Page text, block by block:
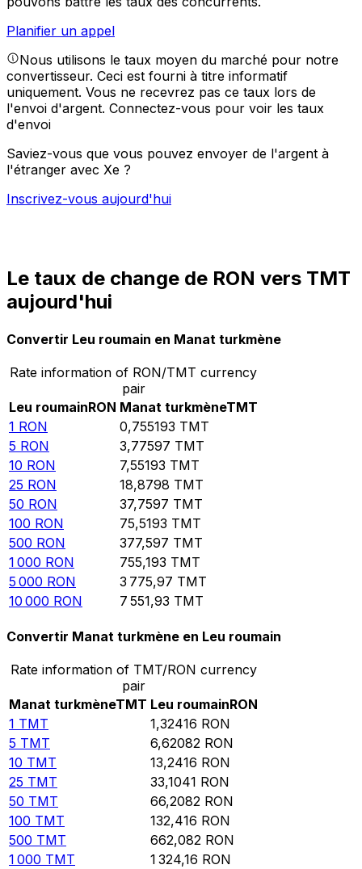
Planifier un appel
Nous utilisons le taux moyen du marché pour notre
convertisseur. Ceci est fourni à titre informatif
uniquement. Vous ne recevrez pas ce taux lors de
l'envoi d'argent. Connectez-vous pour voir les taux
d'envoi
Saviez-vous que vous pouvez envoyer de l'argent à
l'étranger avec Xe ?
Inscrivez-vous aujourd'hui
Le taux de change de RON vers TMT
aujourd'hui
Convertir Leu roumain en Manat turkmène
Rate information of RON/TMT currency
pair
Leu roumainRON Manat turkmèneTMT
1 RON 0,755193 TMT
5 RON 3,77597 TMT
10 RON 7,55193 TMT
25 RON 18,8798 TMT
50 RON 37,7597 TMT
100 RON 75,5193 TMT
500 RON 377,597 TMT
1 000 RON 755,193 TMT
5 000 RON 3 775,97 TMT
10 000 RON 7 551,93 TMT
Convertir Manat turkmène en Leu roumain
Rate information of TMT/RON currency
pair
Manat turkmèneTMT Leu roumainRON
1 TMT 1,32416 RON
5 TMT 6,62082 RON
10 TMT 13,2416 RON
25 TMT 33,1041 RON
50 TMT 66,2082 RON
100 TMT 132,416 RON
500 TMT 662,082 RON
1 000 TMT 1 324,16 RON